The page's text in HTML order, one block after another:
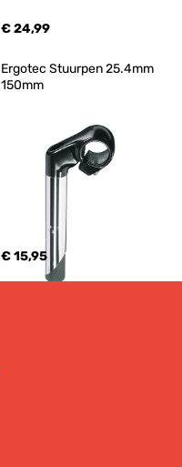
€ 24,99
Ergotec Stuurpen 25.4mm
150mm
€ 15,95